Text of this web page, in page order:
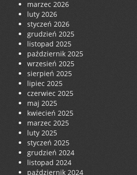
marzec 2026
luty 2026
styczeń 2026
grudzień 2025
listopad 2025
październik 2025
wrzesień 2025
sierpień 2025
lipiec 2025
czerwiec 2025
maj 2025
kwiecień 2025
marzec 2025
luty 2025
styczeń 2025
grudzień 2024
listopad 2024
październik 2024